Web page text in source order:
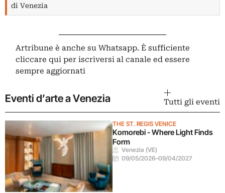
di Venezia
Artribune è anche su Whatsapp. È sufficiente
cliccare qui per iscriversi al canale ed essere
sempre aggiornati
Eventi d’arte a Venezia Tutti gli eventi
THE ST. REGIS VENICE
Komorebi - Where Light Finds
Form
Venezia (VE)
09/05/2026–09/04/2027